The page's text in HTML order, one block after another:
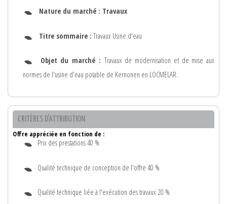
Nature du marché : Travaux
Titre sommaire : Travaux Usine d'eau
Objet du marché : Travaux de modernisation et de mise aux
normes de l'usine d'eau potable de Kernonen en LOCMELAR.
CRITÈRES D'ATTRIBUTION
Offre appréciée en fonction de :
Prix des prestations 40 %
Qualité technique de conception de l'offre 40 %
Qualité technique liée à l'exécution des travaux 20 %